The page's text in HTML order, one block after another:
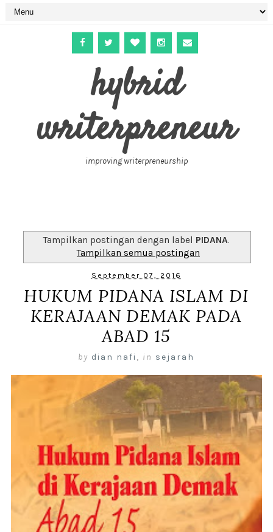
hybrid
writerpreneur
improving writerpreneurship
Tampilkan postingan dengan label PIDANA.
Tampilkan semua postingan
September 07, 2016
HUKUM PIDANA ISLAM DI
KERAJAAN DEMAK PADA
ABAD 15
by dian nafi , in sejarah